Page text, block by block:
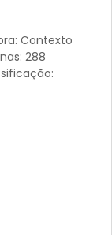
Contexto
288